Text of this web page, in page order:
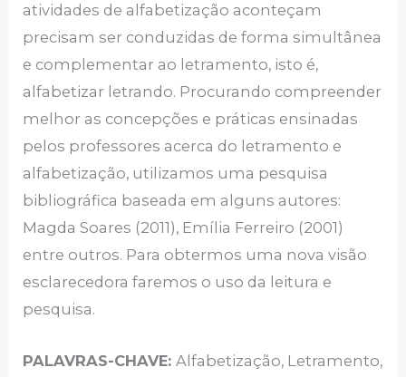
atividades de alfabetização aconteçam
precisam ser conduzidas de forma simultânea
e complementar ao letramento, isto é,
alfabetizar letrando. Procurando compreender
melhor as concepções e práticas ensinadas
pelos professores acerca do letramento e
alfabetização, utilizamos uma pesquisa
bibliográfica baseada em alguns autores:
Magda Soares (2011), Emília Ferreiro (2001)
entre outros. Para obtermos uma nova visão
esclarecedora faremos o uso da leitura e
pesquisa.
PALAVRAS-CHAVE:Alfabetização, Letramento,